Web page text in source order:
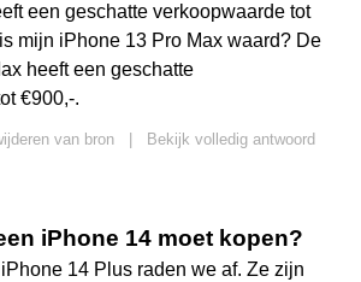
een geschatte verkoopwaarde tot
mijn iPhone 13 Pro Max waard? De
heeft een geschatte
€900,-.
van bron
Bekijk volledig antwoord
iPhone 14 moet kopen?
14 Plus raden we af. Ze zijn